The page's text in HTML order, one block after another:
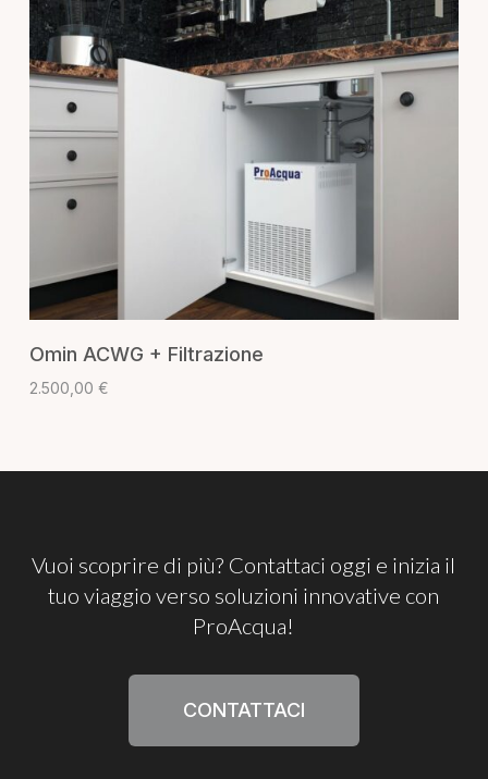
Omin ACWG + Filtrazione
2.500,00 €
Vuoi scoprire di più? Contattaci oggi e inizia il
tuo viaggio verso soluzioni innovative con
ProAcqua!
CONTATTACI